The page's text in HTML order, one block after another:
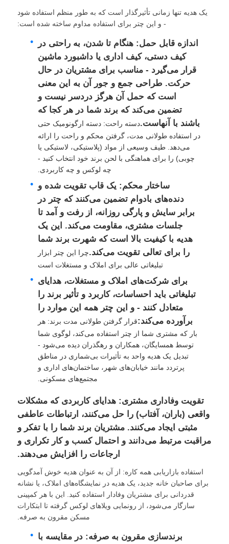
یک هدیه تنها زمانی تأثیرگذار است که به طور منظم استفاده شود
- و این چتر برای استفاده مداوم ساخته شده است:
اندازه قابل حمل: هنگام تا شدن، به راحتی در
کیف دستی، کیف اداری یا داشبورد ماشین
قرار می‌گیرد - مناسب برای مشتریان در حال
حرکت. طراحی جمع و جور آن به این معنی
است که حمل آن هرگز دردسر نیست و
تضمین می‌کند که برند شما در هر کجا که
باشند با آنهاست.دسته راحت: دسته ارگونومیک حتی
در استفاده طولانی مدت، گرفتن محکم و راحت را ارائه
می‌دهد. طیف وسیعی از مواد (پلاستیکی، لاستیکی یا
چوبی) را برای هماهنگی با لحن برند خود انتخاب کنید -
چه لوکس و چه کاربردی.
ساختار محکم: یک قاب تقویت شده و
دنده‌های بادوام تضمین می‌کنند که چتر در
برابر سایش و پارگی روزانه، از رفت و آمد تا
جلسات مشتری، مقاومت می‌کند. این یک
هدیه با کیفیت بالا است که شهرت برند شما
را برای تعالی تقویت می‌کند.چرا این چتر ابزار
تبلیغاتی عالی برای املاک و مستغلات است
برای شرکت‌های املاک و مستغلات، هدایای
تبلیغاتی باید احساسات، کاربرد و تأثیر برند را
متعادل کنند - و این چتر همه این موارد را
برآورده می‌کند:قرار گرفتن طولانی مدت برند: هر
بار که مشتری شما از چتر استفاده می‌کند، لوگوی شما
توسط همسایگان، همکاران و رهگذران دیده می‌شود -
تبدیل یک هدیه واحد به تأثیرات بی‌شماری در مناطق
پرتردد مانند خیابان‌های شهر، ساختمان‌های اداری و
مجتمع‌های مسکونی.
تقویت وفاداری مشتری: هدایای کاربردی که مشکلات
واقعی (باران، آفتاب) را حل می‌کنند، ارتباطات عاطفی
مثبتی ایجاد می‌کنند. مشتریان برند شما را با تفکر و
مراقبت مرتبط می‌دانند و احتمال کسب و کار تکراری و
ارجاعات را افزایش می‌دهند.
استفاده بازاریابی همه کاره: از آن به عنوان هدیه خوش آمدگویی
برای صاحبان خانه جدید، یک هدیه در نمایشگاه‌های املاک، یا نشانه
قدردانی برای مشتریان وفادار استفاده کنید. این با هر کمپینی
سازگار می‌شود، از رونمایی ویلاهای لوکس گرفته تا ابتکارات
مسکن مقرون به صرفه.
برندسازی مقرون به صرفه: در مقایسه با